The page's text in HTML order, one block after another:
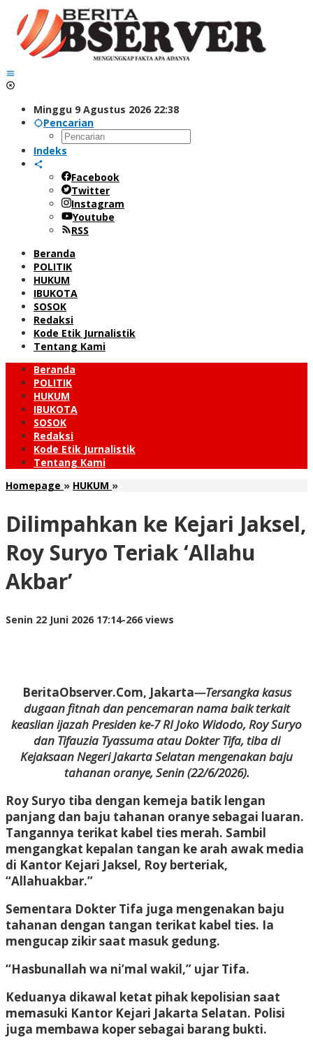
Lewati
konten
Minggu 9 Agustus 2026 22:38
Pencarian
Indeks
Facebook
Twitter
Instagram
Youtube
RSS
Beranda
POLITIK
HUKUM
IBUKOTA
SOSOK
Redaksi
Kode Etik Jurnalistik
Tentang Kami
Beranda
POLITIK
HUKUM
IBUKOTA
SOSOK
Redaksi
Kode Etik Jurnalistik
Tentang Kami
Homepage » HUKUM »Dilimpahkan
Jaksel,
Suryo
Teriak
Dilimpahkan ke Kejari Jaksel,
Roy Suryo Teriak ‘Allahu
Akbar’
Senin 22 Juni 2026 17:14oleh
-266 views
BeritaObserver.Com, Jakarta—Tersangka kasus
dugaan fitnah dan pencemaran nama baik terkait
keaslian ijazah Presiden ke-7 RI Joko Widodo, Roy Suryo
dan Tifauzia Tyassuma atau Dokter Tifa, tiba di
Kejaksaan Negeri Jakarta Selatan mengenakan baju
tahanan oranye, Senin (22/6/2026).
Roy Suryo tiba dengan kemeja batik lengan
panjang dan baju tahanan oranye sebagai luaran.
Tangannya terikat kabel ties merah. Sambil
mengangkat kepalan tangan ke arah awak media
di Kantor Kejari Jaksel, Roy berteriak,
“Allahuakbar.”
Sementara Dokter Tifa juga mengenakan baju
tahanan dengan tangan terikat kabel ties. Ia
mengucap zikir saat masuk gedung.
“Hasbunallah wa ni’mal wakil,” ujar Tifa.
Keduanya dikawal ketat pihak kepolisian saat
memasuki Kantor Kejari Jakarta Selatan. Polisi
juga membawa koper sebagai barang bukti.